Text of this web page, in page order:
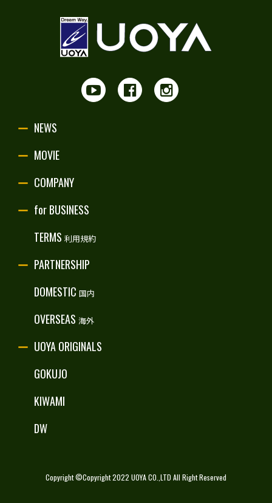
NEWS
MOVIE
COMPANY
for BUSINESS
TERMS 利用規約
PARTNERSHIP
DOMESTIC 国内
OVERSEAS 海外
UOYA ORIGINALS
GOKUJO
KIWAMI
DW
Copyright ©Copyright 2022 UOYA CO.,LTD All Right Reserved